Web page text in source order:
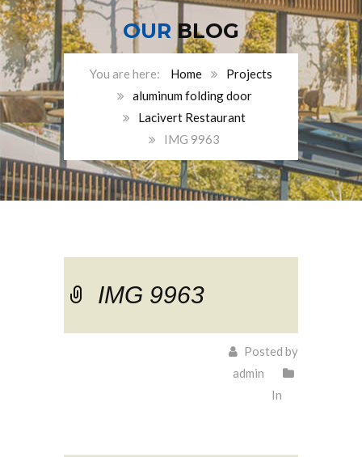
OUR BLOG
Home
Projects
aluminum folding door
Lacivert Restaurant
IMG 9963
IMG 9963
Posted by
admin
In